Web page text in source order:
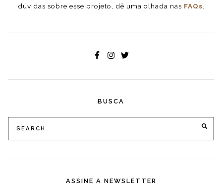
dúvidas sobre esse projeto, dê uma olhada nas FAQs
BUSCA
for:
ASSINE A NEWSLETTER